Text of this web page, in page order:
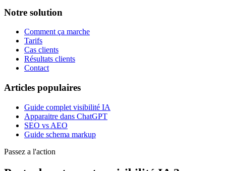
Notre solution
Comment ça marche
Tarifs
Cas clients
Résultats clients
Contact
Articles populaires
Guide complet visibilité IA
Apparaitre dans ChatGPT
SEO vs AEO
Guide schema markup
Passez a l'action